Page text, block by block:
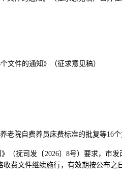
个文件的通知》 （征求意见稿）
老院自费养员床费标准的批复等16
（抚司发〔 2026〕8号）要求，市
费文件继续施行，有效期按公布之